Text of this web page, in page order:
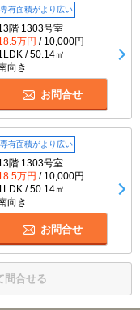
専有面積がより広い
階 1303号室
万円 / 10,000円
/ 50.14㎡
向き
お問合せ
専有面積がより広い
階 1303号室
万円 / 10,000円
/ 50.14㎡
向き
お問合せ
問合せる